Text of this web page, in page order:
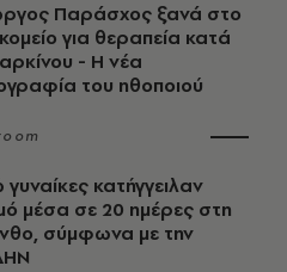
Παράσχος ξανά στο
για θεραπεία κατά
- Η νέα
του ηθοποιού
κατήγγειλαν
μέσα σε 20 ημέρες στη
σύμφωνα με την